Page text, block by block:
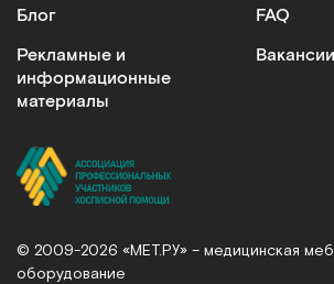
Блог
Рекламные и
информационные
материалы
FAQ
Вакансии
© 2009-2026 «МЕТ.РУ» – медицинская
оборудование